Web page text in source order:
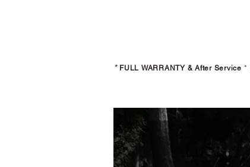
* FULL WARRANTY & After Service *